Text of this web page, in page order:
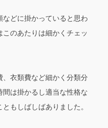
どに掛かっていると思わ
のあたりは細かくチェッ
、衣類費など細かく分類分
は掛かるし適当な性格な
もしばしばありました。